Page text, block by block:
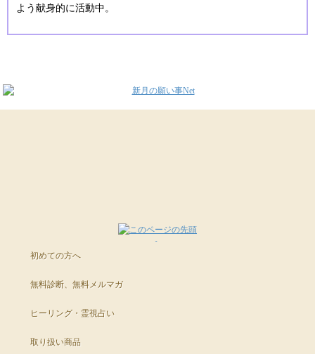
よう献身的に活動中。
初めての方へ
無料診断、無料メルマガ
ヒーリング・霊視占い
取り扱い商品